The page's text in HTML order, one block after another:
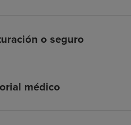
o seguro
médico